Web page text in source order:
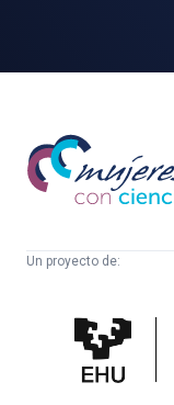
Mujeres
con
ciencia
Un proyecto de:
Cultura
Científica